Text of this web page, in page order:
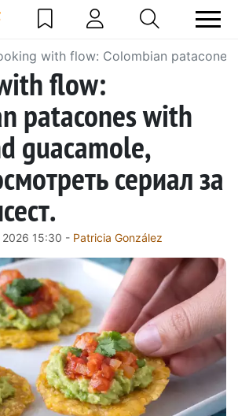
with flow: Colombian
flow:
patacones with
guacamole,
сериал за
2026 15:30 - Patricia González